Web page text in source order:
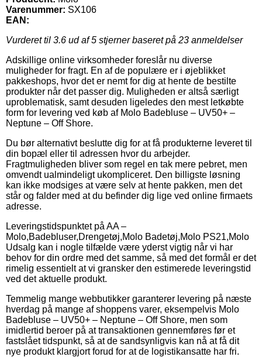
Varenummer: SX106
EAN:
Vurderet til 3.6 ud af 5 stjerner baseret på 23 anmeldelser
Adskillige online virksomheder foreslår nu diverse
muligheder for fragt. En af de populære er i øjeblikket
pakkeshops, hvor det er nemt for dig at hente de bestilte
produkter når det passer dig. Muligheden er altså særligt
uproblematisk, samt desuden ligeledes den mest letkøbte
form for levering ved køb af Molo Badebluse – UV50+ –
Neptune – Off Shore.
Du bør alternativt beslutte dig for at få produkterne leveret til
din bopæl eller til adressen hvor du arbejder.
Fragtmuligheden bliver som regel en tak mere pebret, men
omvendt ualmindeligt ukompliceret. Den billigste løsning
kan ikke modsiges at være selv at hente pakken, men det
står og falder med at du befinder dig lige ved online firmaets
adresse.
Leveringstidspunktet på AA –
Molo,Badebluser,Drengetøj,Molo Badetøj,Molo PS21,Molo
Udsalg kan i nogle tilfælde være yderst vigtig når vi har
behov for din ordre med det samme, så med det formål er det
rimelig essentielt at vi gransker den estimerede leveringstid
ved det aktuelle produkt.
Temmelig mange webbutikker garanterer levering på næste
hverdag på mange af shoppens varer, eksempelvis Molo
Badebluse – UV50+ – Neptune – Off Shore, men som
imidlertid beroer på at transaktionen gennemføres før et
fastslået tidspunkt, så at de sandsynligvis kan nå at få dit
nye produkt klargjort forud for at de logistikansatte har fri.